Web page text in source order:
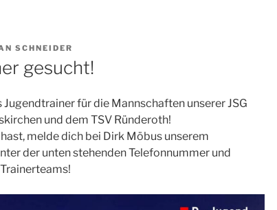
SCHNEIDER
gesucht!
Jugendtrainer für die Mannschaften unserer JSG
und dem TSV Ründeroth!
melde dich bei Dirk Möbus unserem
der unten stehenden Telefonnummer und